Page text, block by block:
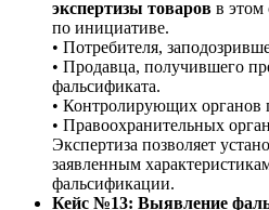
экспертизы товаров в этом
по инициативе.
• Потребителя,
• Продавца, получившего
фальсификата.
• Контролирующих органов
• Правоохранительных
Экспертиза позволяет
заявленным
фальсификации.
Кейс №13: Выявление